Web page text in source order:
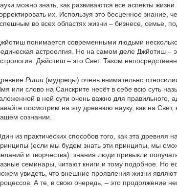
можно знать, как развиваются все аспекты
их. Используя это бесценное знание,
во всех областях жизни – бизнесе, семье,
понимается современными людьми
астроолгия. Но на самом деле Джйотиш –
Джйотиш – это Свет. Таком
Риши (мудрецы) очень внимательно
или слово на Санскрите несёт в себе всю суть
в ней сути очень важно для правильного,
посмотрим на эту древнюю науку, как на
сознании.
из практических способов того, как эта древняя
(если мы будем знать эти принципы, мы
и творчества): знания люди привыкли
семинары, читают книги и тому подобное. Но
увидеть, что внешние проявления жизни
А те, в свою очередь, – это продолжение